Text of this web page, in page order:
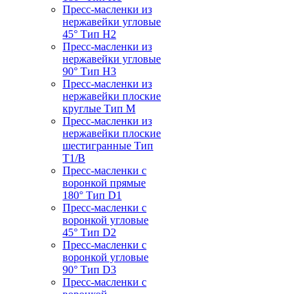
Пресс-масленки из
нержавейки угловые
45° Тип H2
Пресс-масленки из
нержавейки угловые
90° Тип H3
Пресс-масленки из
нержавейки плоские
круглые Тип M
Пресс-масленки из
нержавейки плоские
шестигранные Тип
T1/B
Пресс-масленки с
воронкой прямые
180° Тип D1
Пресс-масленки с
воронкой угловые
45° Тип D2
Пресс-масленки с
воронкой угловые
90° Тип D3
Пресс-масленки с